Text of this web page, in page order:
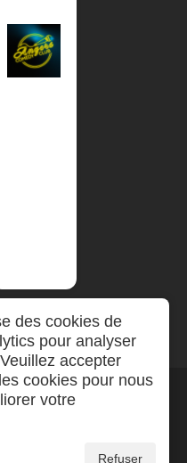
des cookies de
pour analyser
accepter
cookies pour nous
votre
Refuser